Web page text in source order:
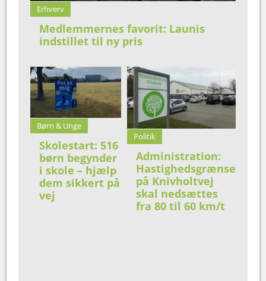
Erhverv
Medlemmernes favorit: Launis
indstillet til ny pris
Børn & Unge
Skolestart: 516
børn begynder
i skole – hjælp
dem sikkert på
vej
Politik
Administration:
Hastighedsgrænse
på Knivholtvej
skal nedsættes
fra 80 til 60 km/t